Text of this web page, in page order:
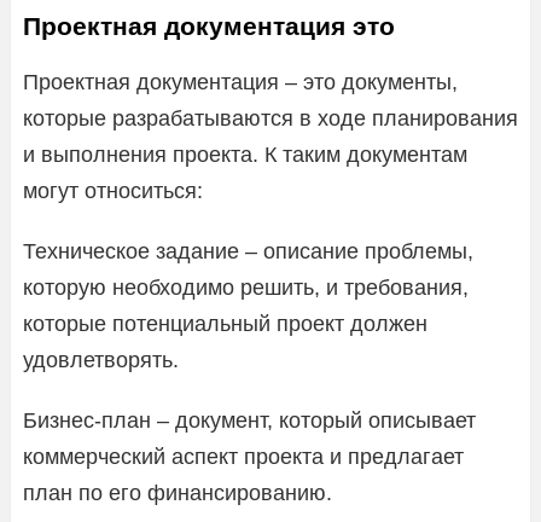
Проектная документация это
Проектная документация – это документы,
которые разрабатываются в ходе планирования
и выполнения проекта. К таким документам
могут относиться:
Техническое задание – описание проблемы,
которую необходимо решить, и требования,
которые потенциальный проект должен
удовлетворять.
Бизнес-план – документ, который описывает
коммерческий аспект проекта и предлагает
план по его финансированию.